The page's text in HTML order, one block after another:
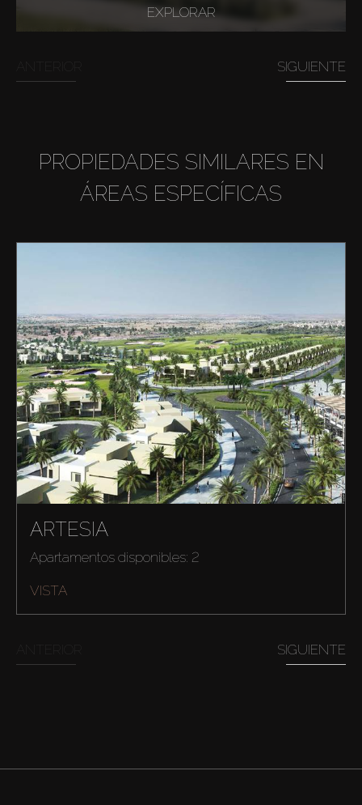
EXPLORAR
SIGUIENTE
PROPIEDADES SIMILARES EN
ÁREAS ESPECÍFICAS
ARTESIA
Apartamentos disponibles: 2
VISTA
SIGUIENTE